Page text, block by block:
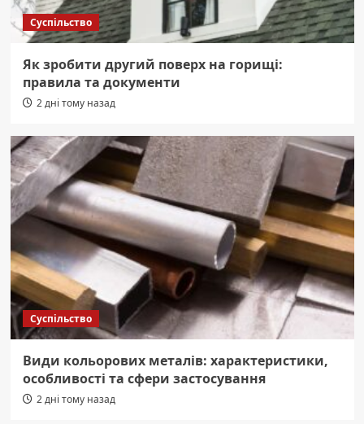
Суспільство
Як зробити другий поверх на горищі:
правила та документи
2 дні тому назад
Суспільство
Види кольорових металів: характеристики,
особливості та сфери застосування
2 дні тому назад